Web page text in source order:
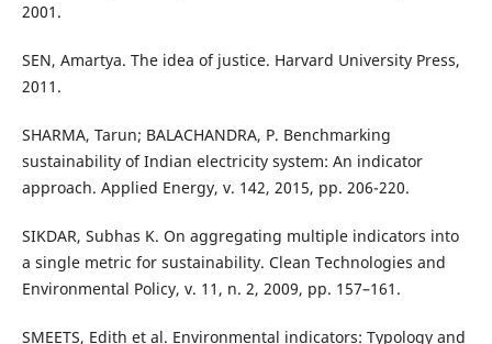
2001.
SEN, Amartya. The idea of justice. Harvard University Press,
2011.
SHARMA, Tarun; BALACHANDRA, P. Benchmarking
sustainability of Indian electricity system: An indicator
approach. Applied Energy, v. 142, 2015, pp. 206-220.
SIKDAR, Subhas K. On aggregating multiple indicators into
a single metric for sustainability. Clean Technologies and
Environmental Policy, v. 11, n. 2, 2009, pp. 157–161.
SMEETS, Edith et al. Environmental indicators: Typology and